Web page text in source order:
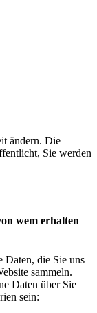
ändern. Die
Sie werden
wem erhalten
Daten, die Sie uns
sammeln.
Daten über Sie
sein: